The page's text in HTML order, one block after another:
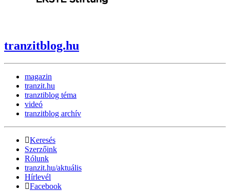
tranzitblog.hu
magazin
tranzit.hu
tranztiblog téma
videó
tranzitblog archív
Keresés
Szerzőink
Rólunk
tranzit.hu/aktuális
Hírlevél
Facebook